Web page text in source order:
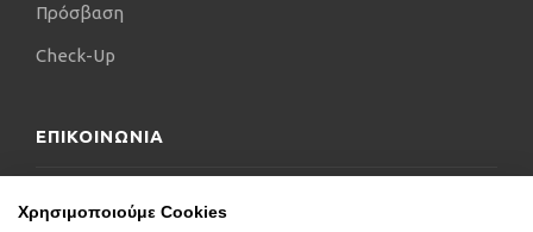
Πρόσβαση
Check-Up
ΕΠΙΚΟΙΝΩΝΙΑ
Επικοινωνήστε μαζί μας
Χρησιμοποιούμε Cookies